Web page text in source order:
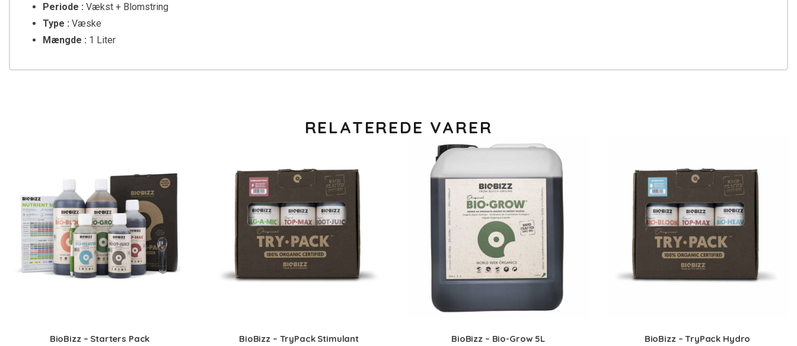
Periode : Vækst + Blomstring
Type : Væske
Mængde : 1 Liter
RELATEREDE VARER
BioBizz – Starters Pack BioBizz – TryPack Stimulant BioBizz – Bio-Grow 5L BioBizz – TryPack Hydro